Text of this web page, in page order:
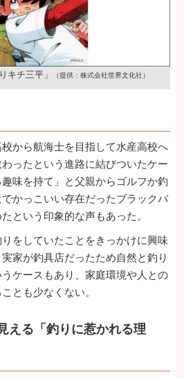
キチ三平」 （提供：株式会社世界文化社）
から航海士を目指して水産高校へ
ったという進路に結びついたケー
味を持て」と父親からゴルフか釣
かっこいい存在だったブラックバ
という印象的な声もあった。
をしていたことをきっかけに興味
家が釣具店だったため自然と釣り
ケースもあり、家庭環境や人との
とも少なくない。
える「釣りに惹かれる理